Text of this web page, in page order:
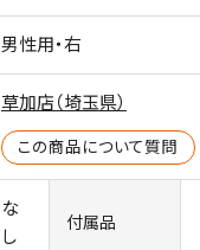
男性用・右
草加店（埼玉県）
この商品について質問
な
し
付属品